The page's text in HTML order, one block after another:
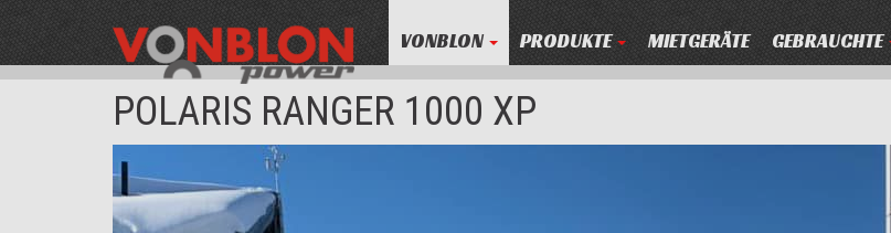
VONBLON PRODUKTE MIETGERÄTE GEBRAUCHTE
POLARIS RANGER 1000 XP